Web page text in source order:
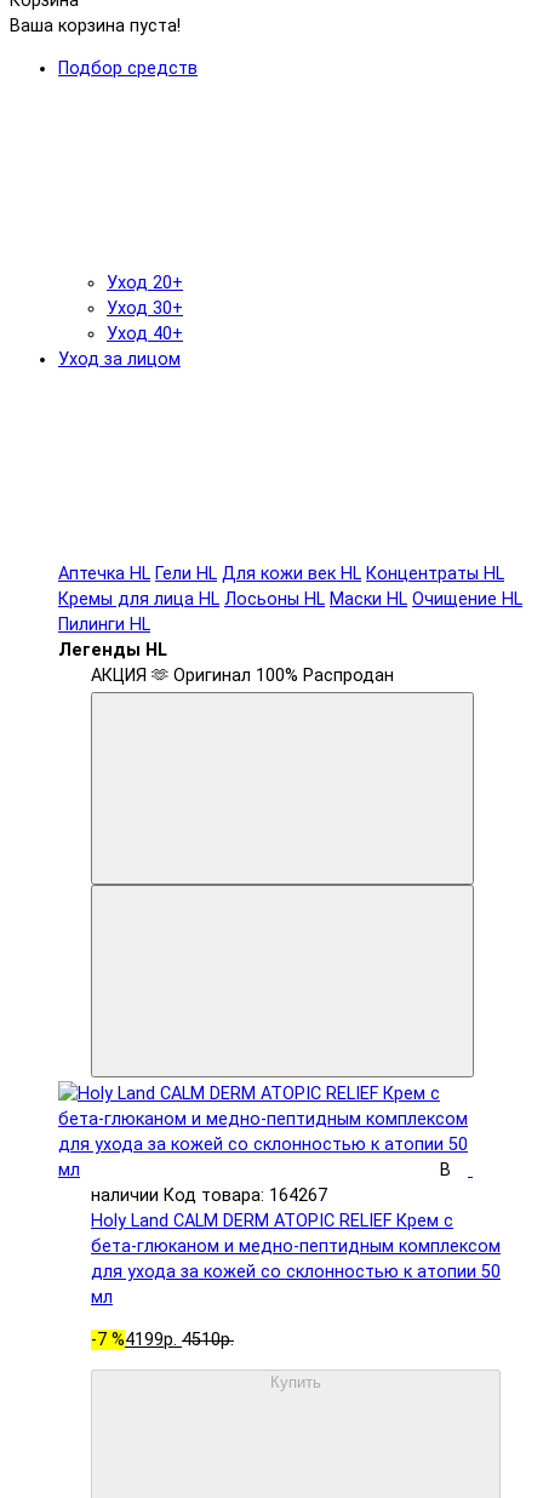
Ваша корзина пуста!
Подбор средств
Уход 20+
Уход 30+
Уход 40+
Уход за лицом
Аптечка HL Гели HL Для кожи век HL Концентраты HL
Кремы для лица HL Лосьоны HL Маски HL Очищение HL
Пилинги HL
Легенды HL
АКЦИЯ 🫶 Оригинал 100% Распродан
В
наличии Код товара: 164267
Holy Land CALM DERM ATOPIC RELIEF Крем с
бета-глюканом и медно-пептидным комплексом
для ухода за кожей со склонностью к атопии 50
мл
-7 %4199р. 4510р.
Купить